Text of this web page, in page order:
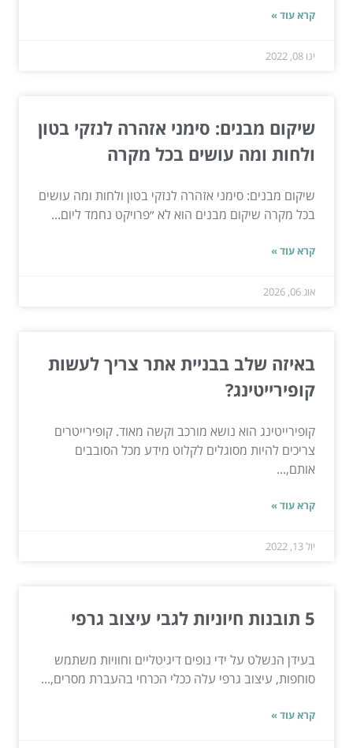
קרא עוד »
ינו 08, 2022
שיקום מבנים: סימני אזהרה לנזקי בטון
ולחות ומה עושים בכל מקרה
שיקום מבנים: סימני אזהרה לנזקי בטון ולחות ומה עושים
בכל מקרה שיקום מבנים הוא לא ״פרויקט נחמד ליום...
קרא עוד »
אוג 06, 2026
באיזה שלב בבניית אתר צריך לעשות
קופירייטינג?
קופירייטינג הוא נושא מורכב וקשה מאוד. קופירייטרים
צריכים להיות מסוגלים לקלוט מידע מכל הסובבים
אותם,...
קרא עוד »
יול 13, 2022
5 תובנות חיוניות לגבי עיצוב גרפי
בעידן הנשלט על ידי נופים דיגיטליים וחוויות משתמש
סוחפות, עיצוב גרפי עלה ככלי הכרחי בהעברת מסרים,...
קרא עוד »